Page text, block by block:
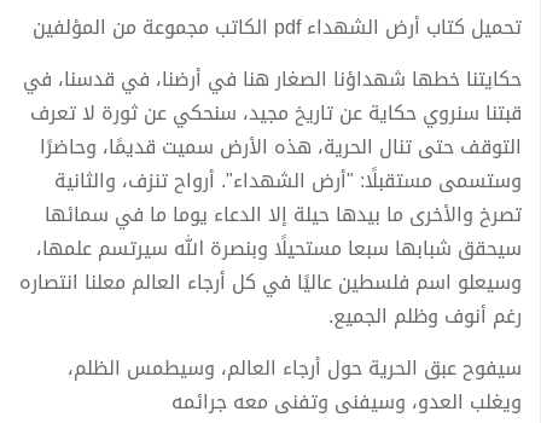
تحميل كتاب أرض الشهداء pdf الكاتب مجموعة من المؤلفين
حكايتنا خطها شهداؤنا الصغار هنا في أرضنا، في قدسنا، في
قبتنا سنروي حكاية عن تاريخ مجيد، سنحكي عن ثورة لا تعرف
التوقف حتى تنال الحرية، هذه الأرض سميت قديمًا، وحاضرًا
وستسمى مستقبلًا: "أرض الشهداء". أرواح تنزف، والثانية
تصرخ والأخرى ما بيدها حيلة إلا الدعاء يوما ما في سمائها
سيحقق شبابها سبعا مستحيلًا وبنصرة الله سيرتسم علمها،
وسيعلو اسم فلسطين عاليًا في كل أرجاء العالم معلنا انتصاره
رغم أنوف وظلم الجميع.
سيفوح عبق الحرية حول أرجاء العالم، وسيطمس الظلم،
ويغلب العدو، وسيفنى وتفنى معه جرائمه